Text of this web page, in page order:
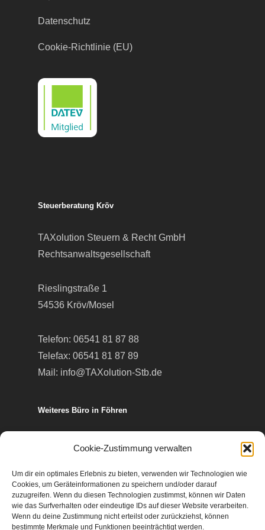
Cookie-Zustimmung verwalten
Um dir ein optimales Erlebnis zu bieten, verwenden wir Technologien wie
Cookies, um Geräteinformationen zu speichern und/oder darauf
zuzugreifen. Wenn du diesen Technologien zustimmst, können wir Daten
wie das Surfverhalten oder eindeutige IDs auf dieser Website verarbeiten.
Wenn du deine Zustimmung nicht erteilst oder zurückziehst, können
bestimmte Merkmale und Funktionen beeinträchtigt werden.
Datenschutz
Cookie-Richtlinie (EU)
Steuerberatung Kröv
TAXolution Steuern & Recht GmbH
Rechtsanwaltsgesellschaft
Rieslingstraße 1
54536 Kröv/Mosel
Telefon: 06541 81 87 88
Telefax: 06541 81 87 89
Mail: info@TAXolution-Stb.de
Weiteres Büro in Föhren
Telefon: 06502 99 95 80
Telefax: 06502 99 95 899
Mail:info@TAXolution-Stb.de